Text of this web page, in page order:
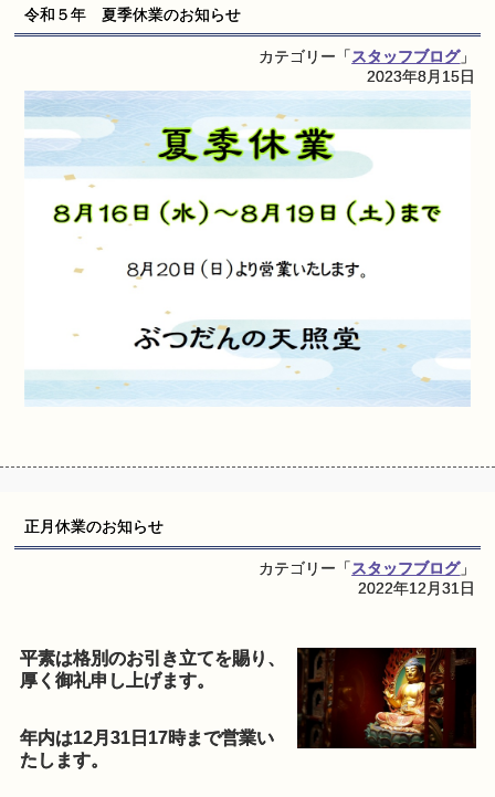
令和５年 夏季休業のお知らせ
カテゴリー「スタッフブログ」
2023年8月15日
正月休業のお知らせ
カテゴリー「スタッフブログ」
2022年12月31日
平素は格別のお引き立てを賜り、
厚く御礼申し上げます。
年内は12月31日17時まで営業い
たします。